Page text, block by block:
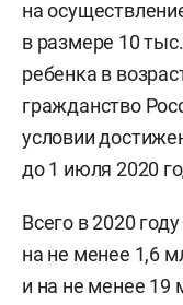
на
в размере 10
ребенка в
гражданство
условии
до 1 июля 2020
Всего в 2020
на не менее 1,6
и на не менее 19